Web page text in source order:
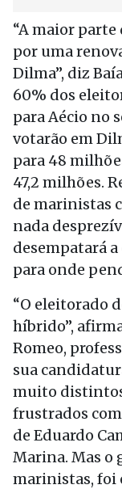
“A maior
por uma
Dilma”, diz
60% dos
para Aécio no
votarão em
para 48
47,2 milhões.
de marinistas
nada
desempatará
para onde
“O eleitorado
híbrido”,
Romeo,
sua
muito
frustrados
de Eduardo
Marina. Mas o
marinistas, foi